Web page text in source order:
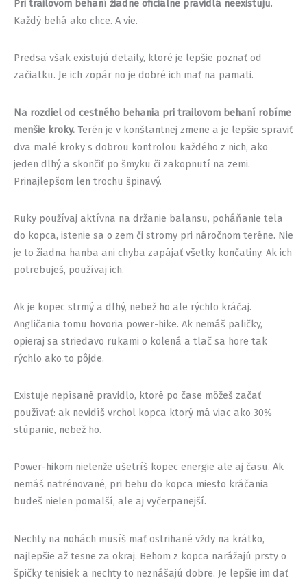
Pri trailovom behaní žiadne oficiálne pravidlá neexistujú.
Každý behá ako chce. A vie.
Predsa však existujú detaily, ktoré je lepšie poznať od
začiatku. Je ich zopár no je dobré ich mať na pamäti.
Na rozdiel od cestného behania pri trailovom behaní robíme
menšie kroky. Terén je v konštantnej zmene a je lepšie spraviť
dva malé kroky s dobrou kontrolou každého z nich, ako
jeden dlhý a skončiť po šmyku či zakopnutí na zemi.
Prinajlepšom len trochu špinavý.
Ruky používaj aktívna na držanie balansu, poháňanie tela
do kopca, istenie sa o zem či stromy pri náročnom teréne. Nie
je to žiadna hanba ani chyba zapájať všetky končatiny. Ak ich
potrebuješ, používaj ich.
Ak je kopec strmý a dlhý, nebež ho ale rýchlo kráčaj.
Angličania tomu hovoria power-hike. Ak nemáš paličky,
opieraj sa striedavo rukami o kolená a tlač sa hore tak
rýchlo ako to pôjde.
Existuje nepísané pravidlo, ktoré po čase môžeš začať
používať: ak nevidíš vrchol kopca ktorý má viac ako 30%
stúpanie, nebež ho.
Power-hikom nielenže ušetríš kopec energie ale aj času. Ak
nemáš natrénované, pri behu do kopca miesto kráčania
budeš nielen pomalší, ale aj vyčerpanejší.
Nechty na nohách musíš mať ostrihané vždy na krátko,
najlepšie až tesne za okraj. Behom z kopca narážajú prsty o
špičky tenisiek a nechty to neznášajú dobre. Je lepšie im dať